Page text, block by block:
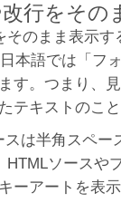
行をその
のまま表示す
本語では「フ
す。つまり、
テキストのこ
は半角スペー
ソースや
ーアートを表